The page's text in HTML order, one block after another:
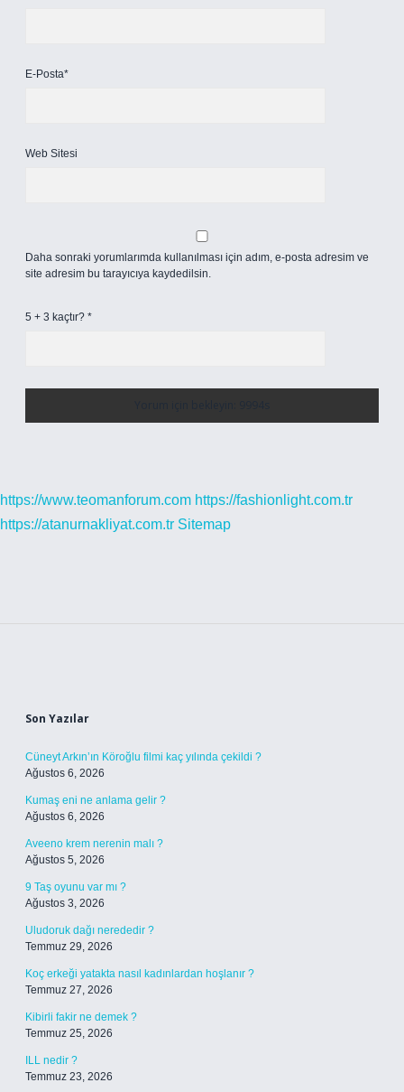
E-Posta*
Web Sitesi
Daha sonraki yorumlarımda kullanılması için adım, e-posta adresim ve
site adresim bu tarayıcıya kaydedilsin.
5 + 3 kaçtır? *
https://www.teomanforum.com https://fashionlight.com.tr
https://atanurnakliyat.com.tr Sitemap
Son Yazılar
Cüneyt Arkın’ın Köroğlu filmi kaç yılında çekildi ?
Ağustos 6, 2026
Kumaş eni ne anlama gelir ?
Ağustos 6, 2026
Aveeno krem nerenin malı ?
Ağustos 5, 2026
9 Taş oyunu var mı ?
Ağustos 3, 2026
Uludoruk dağı nerededir ?
Temmuz 29, 2026
Koç erkeği yatakta nasıl kadınlardan hoşlanır ?
Temmuz 27, 2026
Kibirli fakir ne demek ?
Temmuz 25, 2026
ILL nedir ?
Temmuz 23, 2026